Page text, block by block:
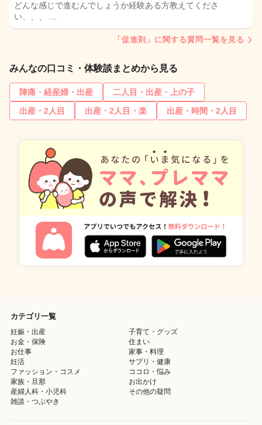
どんな感じで進むんでしょうか経験ある方教えてくださ
い、、、 …
「促進剤」に関する質問一覧を見る
みんなの口コミ・体験談まとめから見る
陣痛・経産婦・出産
二人目・出産・上の子
出産・2人目
出産・2人目・楽 出産・時間・2人目
カテゴリ一覧
妊娠・出産
子育て・グッズ
お金・保険
住まい
お仕事
家事・料理
妊活
サプリ・健康
ファッション・コスメ
ココロ・悩み
家族・旦那
お出かけ
産婦人科・小児科
その他の疑問
雑談・つぶやき